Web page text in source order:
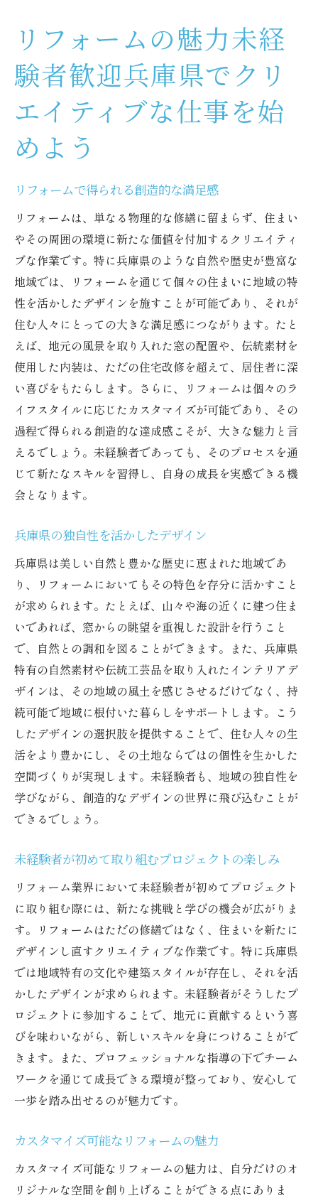
リフォームの魅力未経
験者歓迎兵庫県でクリ
エイティブな仕事を始
めよう
リフォームで得られる創造的な満足感
リフォームは、単なる物理的な修繕に留まらず、住まい
やその周囲の環境に新たな価値を付加するクリエイティ
ブな作業です。特に兵庫県のような自然や歴史が豊富な
地域では、リフォームを通じて個々の住まいに地域の特
性を活かしたデザインを施すことが可能であり、それが
住む人々にとっての大きな満足感につながります。たと
えば、地元の風景を取り入れた窓の配置や、伝統素材を
使用した内装は、ただの住宅改修を超えて、居住者に深
い喜びをもたらします。さらに、リフォームは個々のラ
イフスタイルに応じたカスタマイズが可能であり、その
過程で得られる創造的な達成感こそが、大きな魅力と言
えるでしょう。未経験者であっても、そのプロセスを通
じて新たなスキルを習得し、自身の成長を実感できる機
会となります。
兵庫県の独自性を活かしたデザイン
兵庫県は美しい自然と豊かな歴史に恵まれた地域であ
り、リフォームにおいてもその特色を存分に活かすこと
が求められます。たとえば、山々や海の近くに建つ住ま
いであれば、窓からの眺望を重視した設計を行うこと
で、自然との調和を図ることができます。また、兵庫県
特有の自然素材や伝統工芸品を取り入れたインテリアデ
ザインは、その地域の風土を感じさせるだけでなく、持
続可能で地域に根付いた暮らしをサポートします。こう
したデザインの選択肢を提供することで、住む人々の生
活をより豊かにし、その土地ならではの個性を生かした
空間づくりが実現します。未経験者も、地域の独自性を
学びながら、創造的なデザインの世界に飛び込むことが
できるでしょう。
未経験者が初めて取り組むプロジェクトの楽しみ
リフォーム業界において未経験者が初めてプロジェクト
に取り組む際には、新たな挑戦と学びの機会が広がりま
す。リフォームはただの修繕ではなく、住まいを新たに
デザインし直すクリエイティブな作業です。特に兵庫県
では地域特有の文化や建築スタイルが存在し、それを活
かしたデザインが求められます。未経験者がそうしたプ
ロジェクトに参加することで、地元に貢献するという喜
びを味わいながら、新しいスキルを身につけることがで
きます。また、プロフェッショナルな指導の下でチーム
ワークを通じて成長できる環境が整っており、安心して
一歩を踏み出せるのが魅力です。
カスタマイズ可能なリフォームの魅力
カスタマイズ可能なリフォームの魅力は、自分だけのオ
リジナルな空間を創り上げることができる点にありま